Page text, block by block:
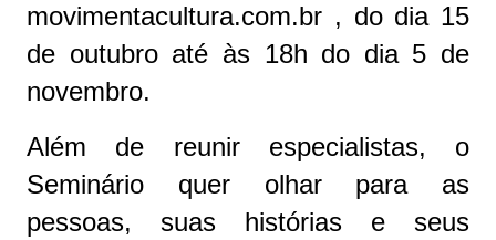
movimentacultura.com.br , do dia 15
de outubro até às 18h do dia 5 de
novembro.
Além de reunir especialistas, o
Seminário quer olhar para as
pessoas, suas histórias e seus